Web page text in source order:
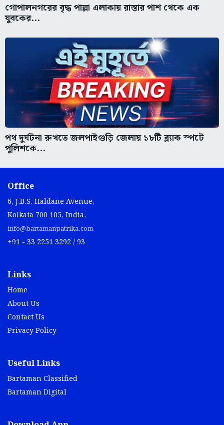
গোপালনগরের বৃদ্ধ পাল্লা এলাকায় রাস্তার পাশ থেকে এক
যুবকের...
পথ দুর্ঘটনা রুখতে জলপাইগুড়ি জেলায় ১৮টি ব্ল্যাক স্পটে
পুলিশকে...
Office
6, J.B.S. Haldane Avenue,
Kolkata 700 105, India.
info@bartamanpatrika.com
+91 - 33 2251 3292 / 93
Links
Home
About Us
Contact Us
Privacy Policy
Useful Links
Bartaman Classified
Bartaman Digital